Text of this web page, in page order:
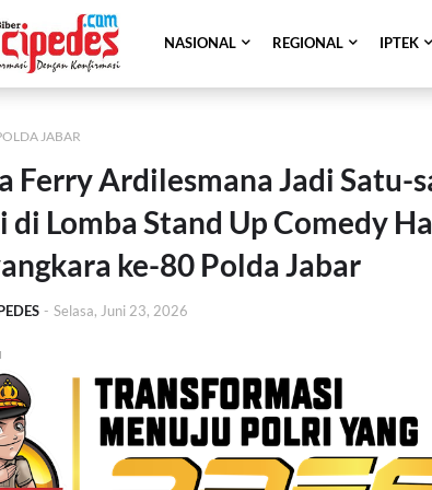
NASIONAL REGIONAL IPTEK
JABAR
Ferry Ardilesmana Jadi Satu-
di Lomba Stand Up Comedy
ke-80 Polda Jabar
- Selasa, Juni 23, 2026